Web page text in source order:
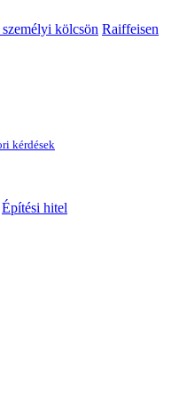
kölcsön Raiffeisen
kérdések
Építési hitel